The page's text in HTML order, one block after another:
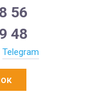
56
48
Telegram